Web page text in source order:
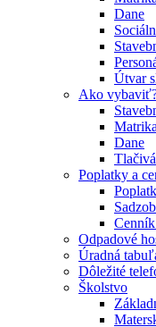
Dane
Útvar
Ako
Dane
Poplatky a
Odpadové
Úradná
Dôležité
Školstvo